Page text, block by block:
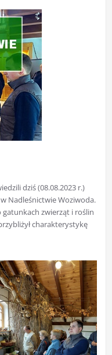
dziś (08.08.2023 r.)
Nadleśnictwie Woziwoda.
gatunkach zwierząt i roślin
charakterystykę